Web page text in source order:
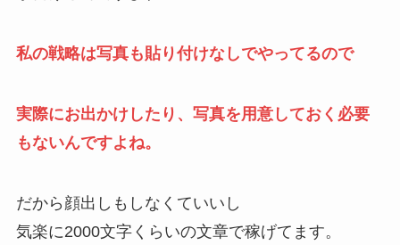
私の戦略は写真も貼り付けなしでやってるので
実際にお出かけしたり、写真を用意しておく必要
もないんですよね。
だから顔出しもしなくていいし
気楽に2000文字くらいの文章で稼げてます。